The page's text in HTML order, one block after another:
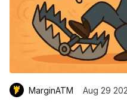
MarginATM Aug 29